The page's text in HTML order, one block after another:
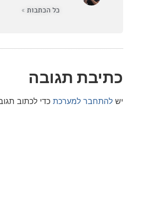
תגובה
למערכתכדי לכתוב תגובה.